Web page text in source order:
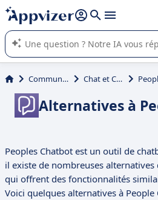
répondre (plusieurs lignes avec
L'IA de Appvizer vous guide dans
logiciel SaaS en entreprise.
Communication Chat et Chatbot
Alternatives à
Peoples Chatbot est un outil de
il existe de nombreuses
qui offrent des fonctionnalités
Voici quelques alternatives à